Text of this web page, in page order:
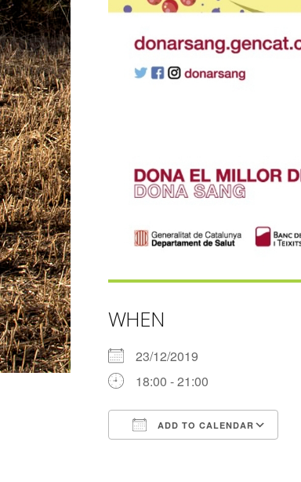
WHEN
23/12/2019
18:00 - 21:00
ADD TO CALENDAR